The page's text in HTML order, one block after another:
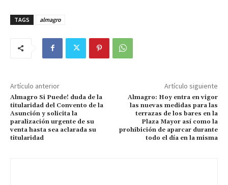
TAGS almagro
Artículo anterior
Almagro Si Puede! duda de la
titularidad del Convento de la
Asunción y solicita la
paralización urgente de su
venta hasta sea aclarada su
titularidad
Artículo siguiente
Almagro: Hoy entra en vigor
las nuevas medidas para las
terrazas de los bares en la
Plaza Mayor así como la
prohibición de aparcar durante
todo el día en la misma